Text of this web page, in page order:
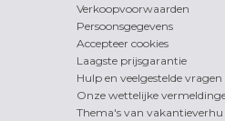
Verkoopvoorwaarden
Persoonsgegevens
Accepteer cookies
Laagste prijsgarantie
Hulp en veelgestelde vragen
Onze wettelijke
Thema's van vakantieverhu